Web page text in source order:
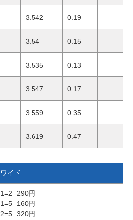
3.542 0.19
3.54 0.15
3.535 0.13
3.547 0.17
3.559 0.35
3.619 0.47
ワイド
1=2
290円
1=5
160円
2=5
320円